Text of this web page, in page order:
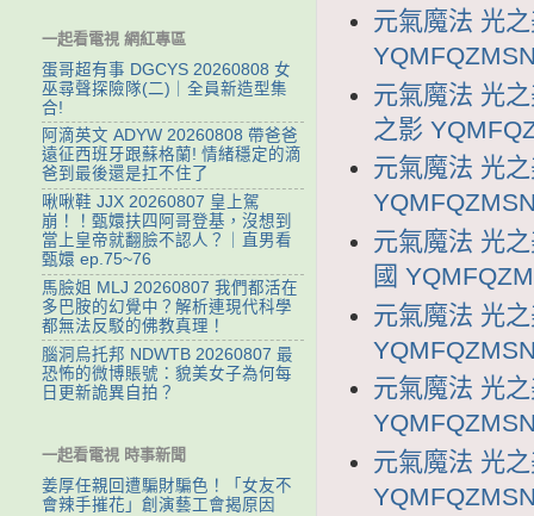
元氣魔法 光
元氣魔法 光
之影
元氣魔法 光
元氣魔法 光
國
元氣魔法 光
元氣魔法 光
元氣魔法 光
一起看電視 網紅專區
蛋哥超有事 DGCYS 20260808 女
巫尋聲探險隊(二)｜全員新造型集
合!
阿滴英文 ADYW 20260808 帶爸爸
遠征西班牙跟蘇格蘭! 情緒穩定的滴
爸到最後還是扛不住了
啾啾鞋 JJX 20260807 皇上駕
崩！！甄嬛扶四阿哥登基，沒想到
當上皇帝就翻臉不認人？｜直男看
甄嬛 ep.75~76
馬臉姐 MLJ 20260807 我們都活在
多巴胺的幻覺中？解析連現代科學
都無法反駁的佛教真理！
腦洞烏托邦 NDWTB 20260807 最
恐怖的微博賬號：貌美女子為何每
日更新詭異自拍？
一起看電視 時事新聞
姜厚任親回遭騙財騙色！「女友不
會辣手摧花」創演藝工會揭原因